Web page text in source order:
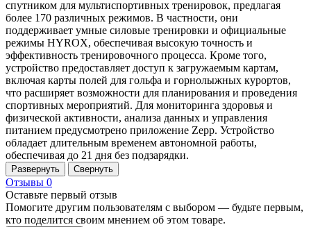
спутником для мультиспортивных тренировок, предлагая
более 170 различных режимов. В частности, они
поддерживает умные силовые тренировки и официальные
режимы HYROX, обеспечивая высокую точность и
эффективность тренировочного процесса. Кроме того,
устройство предоставляет доступ к загружаемым картам,
включая карты полей для гольфа и горнолыжных курортов,
что расширяет возможности для планирования и проведения
спортивных мероприятий. Для мониторинга здоровья и
физической активности, анализа данных и управления
питанием предусмотрено приложение Zepp. Устройство
обладает длительным временем автономной работы,
обеспечивая до 21 дня без подзарядки.
Развернуть Свернуть
Отзывы 0
Оставьте первый отзыв
Помогите другим пользователям с выбором — будьте первым,
кто поделится своим мнением об этом товаре.